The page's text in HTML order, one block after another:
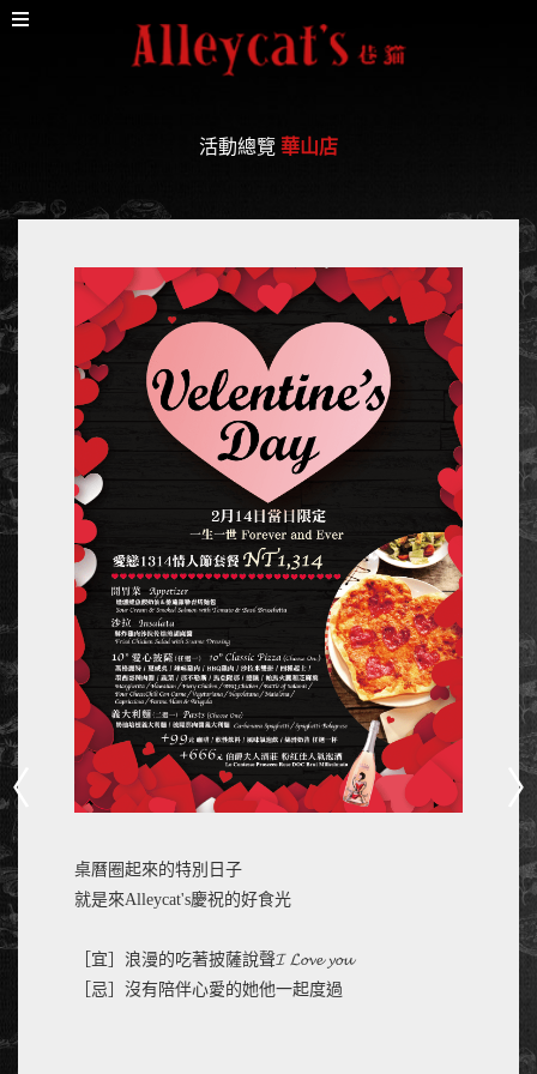
活動總覽 華山店
桌曆圈起來的特別日子
就是來Alleycat's慶祝的好食光
［宜］浪漫的吃著披薩說聲𝓘 𝓛𝓸𝓿𝓮 𝔂𝓸𝓾
［忌］沒有陪伴心愛的她他一起度過